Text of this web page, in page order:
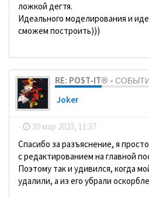
ложкой дегтя.
Идеального моделирования и
сможем построить)))
RE: POST-IT® -
Joker
- 30 мар 2023, 11:37
Спасибо за разъяснение, я
с редактированием на главной
Поэтому так и удивился, когда
удалили, а из его убрали